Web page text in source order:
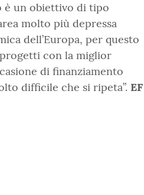
è un obiettivo di tipo
molto più depressa
dell’Europa, per questo
con la miglior
di finanziamento
difficile che si ripeta”. EF